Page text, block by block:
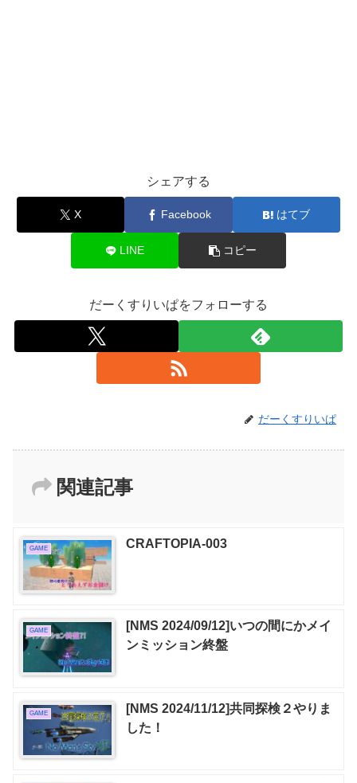
シェアする
X Facebook はてブ
LINE コピー
だーくすりいぱをフォローする
だーくすりいぱ
関連記事
GAME CRAFTOPIA-003
GAME
[NMS 2024/09/12]いつの間にかメイ
ンミッション終盤
GAME
[NMS 2024/11/12]共同探検２やりま
した！